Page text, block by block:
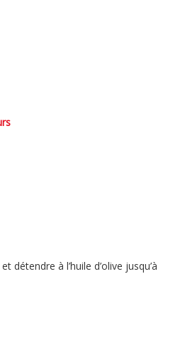
détendre à l’huile d’olive jusqu’à